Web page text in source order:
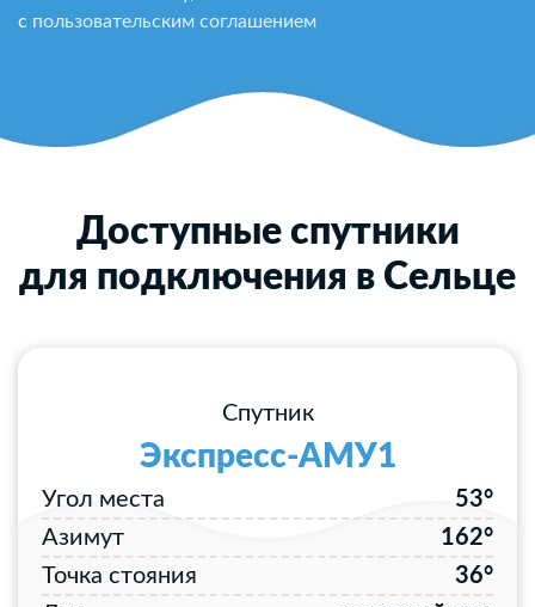
с пользовательским соглашением
Доступные спутники
для подключения в Сельце
Спутник
Экспресс-АМУ1
Угол места
53°
Азимут
162°
Точка стояния
36°